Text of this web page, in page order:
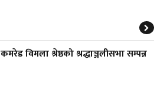
कमरेड विमला श्रेष्ठको श्रद्धाञ्जलीसभा सम्पन्न